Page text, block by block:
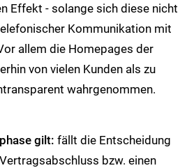
Effekt - solange sich diese nicht
Kommunikation mit
allem die Homepages der
von vielen Kunden als zu
wahrgenommen.
gilt: fällt die Entscheidung
bzw. einen